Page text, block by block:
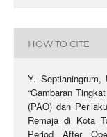
HOW TO CITE
Y.
“Gambaran
(PAO) dan
Remaja di Kota
Period After